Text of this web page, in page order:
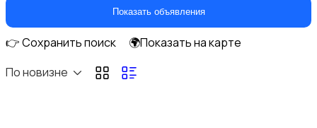
Показать объявления
👉 Сохранить поиск
🌍Показать на карте
По новизне